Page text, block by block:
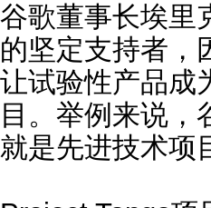
谷歌董事长埃里
的坚定支持者，
让试验性产品成
目。举例来说，
就是先进技术项